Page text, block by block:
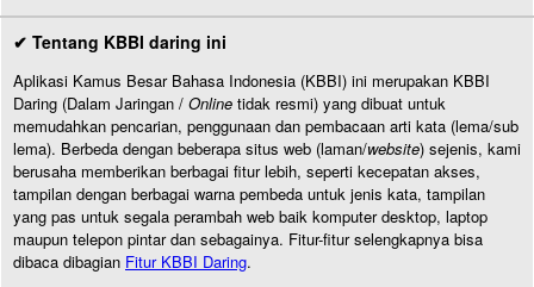
✔ Tentang KBBI daring ini
Aplikasi Kamus Besar Bahasa Indonesia (KBBI) ini merupakan KBBI
Daring (Dalam Jaringan / Online tidak resmi) yang dibuat untuk
memudahkan pencarian, penggunaan dan pembacaan arti kata (lema/sub
lema). Berbeda dengan beberapa situs web (laman/website) sejenis, kami
berusaha memberikan berbagai fitur lebih, seperti kecepatan akses,
tampilan dengan berbagai warna pembeda untuk jenis kata, tampilan
yang pas untuk segala perambah web baik komputer desktop, laptop
maupun telepon pintar dan sebagainya. Fitur-fitur selengkapnya bisa
dibaca dibagian Fitur KBBI Daring.